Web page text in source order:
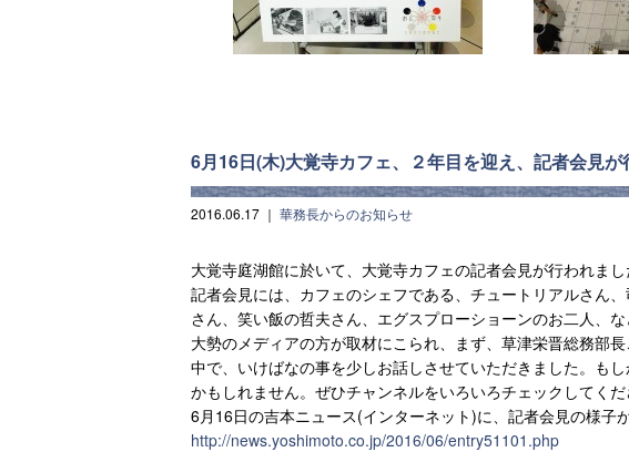
6月16日(木)大覚寺カフェ、２年目を迎え、記者会見が
2016.06.17 ｜ 華務長からのお知らせ
大覚寺庭湖館に於いて、大覚寺カフェの記者会見が行われまし
記者会見には、カフェのシェフである、チュートリアルさん
さん、笑い飯の哲夫さん、エグスプローショーンのお二人、
大勢のメディアの方が取材にこられ、まず、草津栄晋総務部
中で、いけばなの事を少しお話しさせていただきました。も
かもしれません。ぜひチャンネルをいろいろチェックしてくだ
6月16日の吉本ニュース(インターネット)に、記者会見の様子
http://news.yoshimoto.co.jp/2016/06/entry51101.php